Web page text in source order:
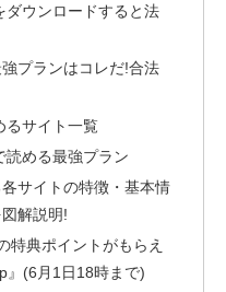
ダウンロードすると法
プランはコレだ!合法
るサイト一覧
読める最強プラン
サイトの特徴・基本情
解説明!
特典ポイントがもらえ
』(6月1日18時まで)